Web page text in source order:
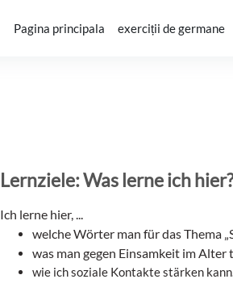
Pagina principala
exerciții de germane
Lernziele: Was lerne ich
Ich lerne hier, ...
welche Wörter man für das Thema
was man gegen Einsamkeit im Alter
wie ich soziale Kontakte stärken kann.